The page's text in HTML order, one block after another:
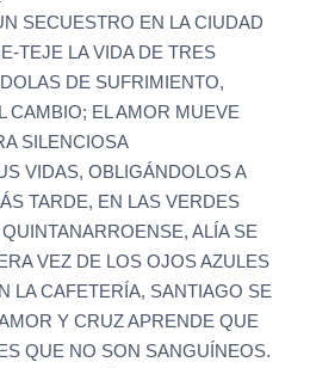
SECUESTRO EN LA CIUDAD
TEJE LA VIDA DE TRES
DE SUFRIMIENTO,
CAMBIO; EL AMOR MUEVE
SILENCIOSA
VIDAS, OBLIGÁNDOLOS A
TARDE, EN LAS VERDES
ALÍA SE
VEZ DE LOS OJOS AZULES
LA CAFETERÍA, SANTIAGO SE
Y CRUZ APRENDE QUE
QUE NO SON SANGUÍNEOS.